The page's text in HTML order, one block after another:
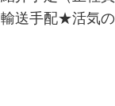
輸送手配★活気